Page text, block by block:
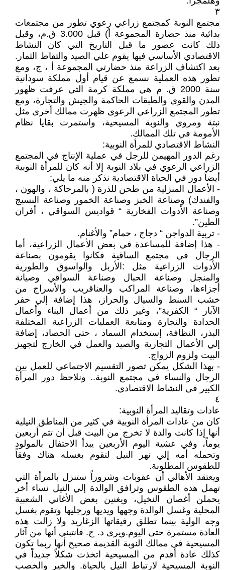
٣
مجتمع النوبة كمجتمع زراعي رعوي تطور من مجتمعات
بدائية منذ حضارة المجموعة أ) قبل 3.000 ق.م، وقبل
ذلك كانت عصور ما قبل التاريخ التي كان النشاط
الاقتصادي الأساسي فيها يقوم علي الصيد والتقاط الثمار.
بعد اكتشاف الزراعة منذ حضارتي المجموعة أ ، ج، ومع
تطور هذه العملية نسمع عن قيام أول مملكة سودانية
سنة 2000 ق. م هي مملكة كرمة التي عرفت ظهور
المدن والقوى والطبقات الحاكمة والجيش والتجارة، ومع
تطور المجتمع الزراعي الرعوي ظهرت ممالك أخرى مثل
نبتة ومروي والنوبة المسيحية، واستمرت بقايا نظام
الأمومة في تلك الممالك.
النشاط الاقتصادي للمرأة النوبية:
رغم الدور المهيمن للرجل في عملية الإنتاج في المجتمع
الزراعي الرعوي في بلاد النوبة إلا أنه كان للمرأة النوبية
أيضاً دور في الحياة الاقتصادية نذكر منه ما يلي:
- الأعمال المنزلية من طحن للذرة ( بالمرحاكة ، والهون ،
والفندك) وصناعة الخبز وصناعة الخمور وصناعة النسيج
وصناعة الأدوات الفخارية “ قواديس السواقي ، أفران
الطين”.
- تربية الدواجن “ دجاج ، حمام” والأغنام.
- هذا إضافة للمساعدة في بعض الأعمال الزراعية، أما
الرجال في مجتمع الساقية فكانوا يقومون بصناعة
الأدوات الزراعية مثل :الأربل والواسوق والطورية
والمنجل وصناعة الحبال وصناعة السواقي وصيانة
أجزاءها، وصناعة المراكب والعناقريب والأسراج من
خشب السنط والسيال والحراز، هذا إضافة إلي حفر
الآبار “ الكفرية”، وغير ذلك من أعمال البناء وأعمال
الحدادة والنجارة ومتابعة العمليات الزراعية المختلفة
البذر، النظافة، إستخدام السماد ، حتى الحصاد، إضافة
إلي الأعمال التجارية والصيد والعمل في الخارج لتجهيز
البيت ولزوم الزواج.
- بهذا الشكل يمكن تصور التقسيم الاجتماعي للعمل بين
الرجال والنساء في مجتمع النوبة.. ونلاحظ دور المرأة
الكبير في النشاط الاقتصادي.
٤
عادات وتقاليد المرأة النوبية:
كان من عادات المرأة النوبية في كثير من المناطق النيلية
أنها إذا كانت والدة لا تخرج من البيت قبل أن تتم أربعين
يوماً، وفي عشية اليوم الأربعين يبدأ الاحتفال بالمولود
وتحمله أمه إلي نهر النيل لتقوم بغسله هناك وفقاً
للطقوس المطلوبة.
ويعتقد الأهالي أن عقوبات وشروراً ستنزل بالمرأة التي
تهمل هذه الطقوس وترافق الوالدة إلي النيل نساء أخر
يحملن أغصان النخيل، ويغنين بعض الأغاني الشعبية
المحلية وغسل الوالدة وجهها ويديها ورجليها وتقوم بغسل
وجه الولية بينما تطلق رفيقاتها الزغاريد ولا زالت هذه
العادة مستمرة حتى اليوم.ويرى د. ج. فانتبني أنها من آثار
المسيحية في ممالك النوبة القديمة صحيح أنها ربما تكون
كذلك عادة أقدم من المسيحية اتخذت شكلاً جديداً في
النوبة المسيحية لارتباط النيل بالحياة. والخير والخصب